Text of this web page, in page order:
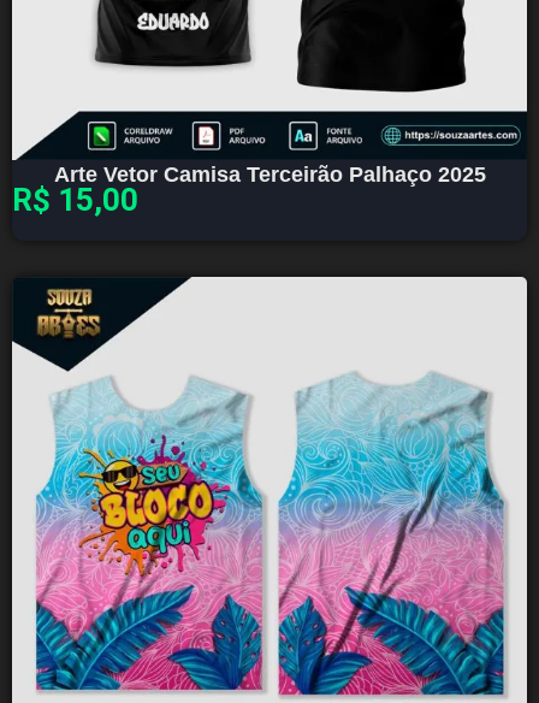
Arte Vetor Camisa Terceirão Palhaço 2025
R$ 15,00